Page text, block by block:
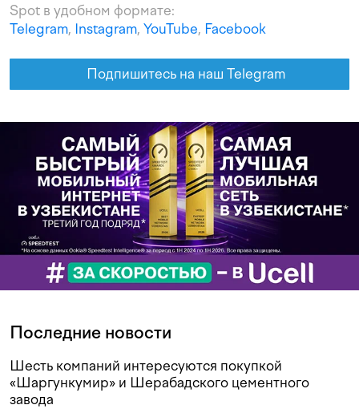
Spot в удобном формате:
Telegram, Instagram, YouTube, Facebook
Подпишитесь на наш Telegram
Последние новости
Шесть компаний интересуются покупкой
«Шаргункумир» и Шерабадского цементного
завода